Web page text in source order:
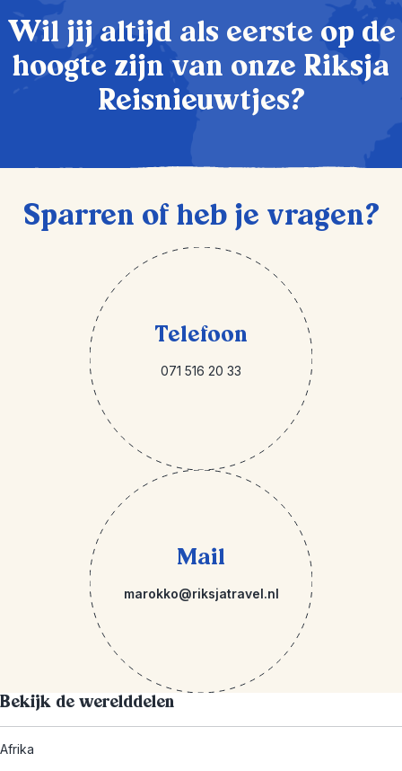
Wil jij altijd als eerste op de
hoogte zijn van onze Riksja
Reisnieuwtjes?
Sparren of heb je vragen?
Telefoon
071 516 20 33
Mail
marokko@riksjatravel.nl
Bekijk de werelddelen
Afrika